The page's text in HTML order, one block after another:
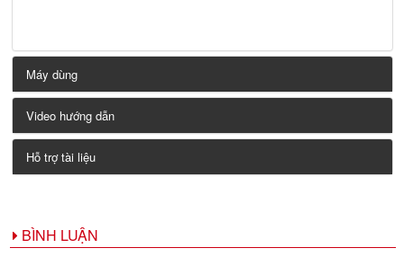
Máy dùng
Video hướng dẫn
Hỗ trợ tài liệu
BÌNH LUẬN